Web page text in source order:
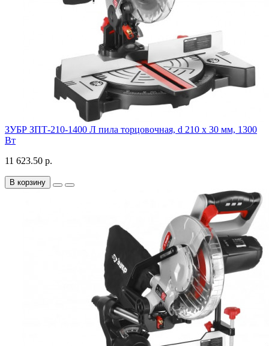
ЗУБР ЗПТ-210-1400 Л пила торцовочная, d 210 х 30 мм, 1300
Вт
11 623.50 р.
В корзину